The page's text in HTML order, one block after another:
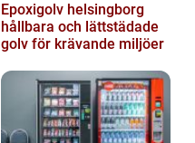
Epoxigolv helsingborg
hållbara och lättstädade
golv för krävande miljöer